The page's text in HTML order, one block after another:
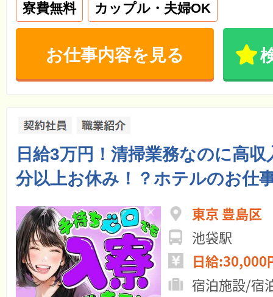
寮費無料 カップル・夫婦OK
お仕事内容を見る
日給3万円！清掃業務なのに高
分以上お休み！？ホテルのお仕
東京 豊島区
池袋駅
日給:30,000
宿泊施設/宿